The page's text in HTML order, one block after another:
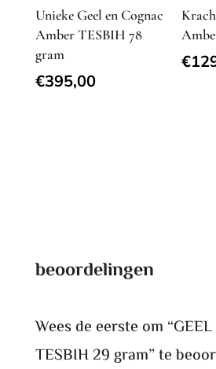
Unieke Geel en Cognac
Amber TESBIH 78
gram
€395,00
€
beoordelingen
Wees de eerste om
TESBIH 29 gram” te